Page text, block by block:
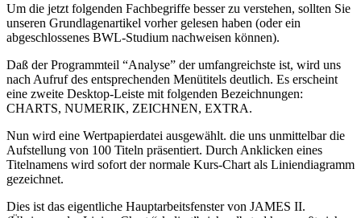
Um die jetzt folgenden Fachbegriffe besser zu verstehen, sollten Sie
unseren Grundlagenartikel vorher gelesen haben (oder ein
abgeschlossenes BWL-Studium nachweisen können).
Daß der Programmteil “Analyse” der umfangreichste ist, wird uns
nach Aufruf des entsprechenden Menütitels deutlich. Es erscheint
eine zweite Desktop-Leiste mit folgenden Bezeichnungen:
CHARTS, NUMERIK, ZEICHNEN, EXTRA.
Nun wird eine Wertpapierdatei ausgewählt. die uns unmittelbar die
Aufstellung von 100 Titeln präsentiert. Durch Anklicken eines
Titelnamens wird sofort der normale Kurs-Chart als Liniendiagramm
gezeichnet.
Dies ist das eigentliche Hauptarbeitsfenster von JAMES II.